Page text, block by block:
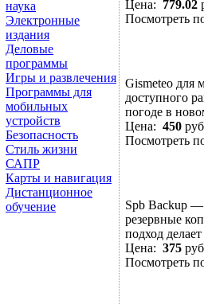
наука
Электронные
издания
Деловые
программы
Игры и развлечения
Программы для
мобильных
устройств
Безопасность
Стиль жизни
САПР
Карты и навигация
Дистанционное
обучение
Цена: 779.02
Посмотреть
Gismeteo для
доступного
погоде в
Цена: 450
Посмотреть
Spb Backup —
резервные
подход
Цена: 375
Посмотреть